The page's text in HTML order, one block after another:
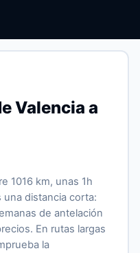
Valencia a
1016 km, unas 1h
una distancia corta:
de antelación
En rutas largas
la